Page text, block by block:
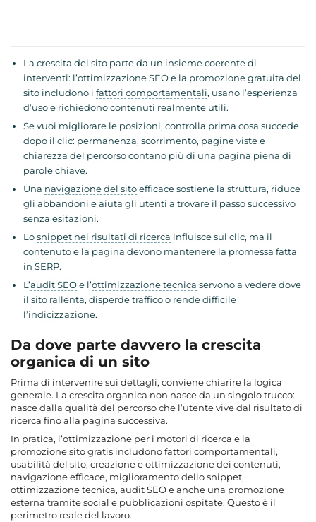
La crescita del sito parte da un insieme coerente di
interventi: l’ottimizzazione SEO e la promozione gratuita del
sito includono i fattori comportamentali, usano l’esperienza
d’uso e richiedono contenuti realmente utili.
Se vuoi migliorare le posizioni, controlla prima cosa succede
dopo il clic: permanenza, scorrimento, pagine viste e
chiarezza del percorso contano più di una pagina piena di
parole chiave.
Una navigazione del sitoefficace sostiene la struttura, riduce
gli abbandoni e aiuta gli utenti a trovare il passo successivo
senza esitazioni.
Losnippet nei risultati di ricerca influisce sul clic, ma il
contenuto e la pagina devono mantenere la promessa fatta
in SERP.
L’audit SEOe l’ottimizzazione tecnica servono a vedere dove
il sito rallenta, disperde traffico o rende difficile
l’indicizzazione.
Da dove parte davvero la crescita
organica di un sito
Prima di intervenire sui dettagli, conviene chiarire la logica
generale. La crescita organica non nasce da un singolo trucco:
nasce dalla qualità del percorso che l’utente vive dal risultato di
ricerca fino alla pagina successiva.
In pratica, l’ottimizzazione per i motori di ricerca e la
promozione sito gratis includono fattori comportamentali,
usabilità del sito, creazione e ottimizzazione dei contenuti,
navigazione efficace, miglioramento dello snippet,
ottimizzazione tecnica, audit SEO e anche una promozione
esterna tramite social e pubblicazioni ospitate. Questo è il
perimetro reale del lavoro.